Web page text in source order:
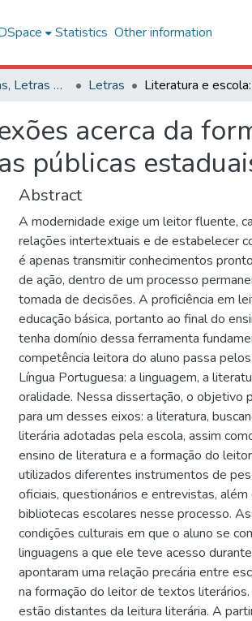
Statistics Other information
Ciências Humanas, Letras e Artes Letras
acerca da
públicas
Abstract
A modernidade exige um leitor fluente,
relações intertextuais e de estabelecer
é apenas transmitir conhecimentos
de ação, dentro de um processo
tomada de decisões. A proficiência em
educação básica, portanto ao final do
tenha domínio dessa ferramenta
competência leitora do aluno passa
Língua Portuguesa: a linguagem, a
oralidade. Nessa dissertação, o objetivo
para um desses eixos: a literatura,
literária adotadas pela escola, assim
ensino de literatura e a formação do
utilizados diferentes instrumentos de
oficiais, questionários e entrevistas,
bibliotecas escolares nesse processo.
condições culturais em que o aluno se
linguagens a que ele teve acesso
apontaram uma relação precária entre
na formação do leitor de textos
estão distantes da leitura literária. A